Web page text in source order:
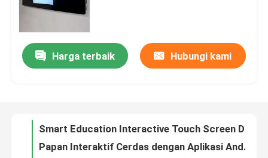
Produk
Video
Tur Pabrik
Harga terbaik Hubungi kami
Smart Education Interactive Touch Screen Digital Signage dengan OS Android 11.0/12.0 Built-in 13MP/48MP Camera Option
Papan Interaktif Cerdas dengan Aplikasi Android Panel Layar LED/LCD HDMI/USB/Bluetooth/Wi-Fi Konektivitas